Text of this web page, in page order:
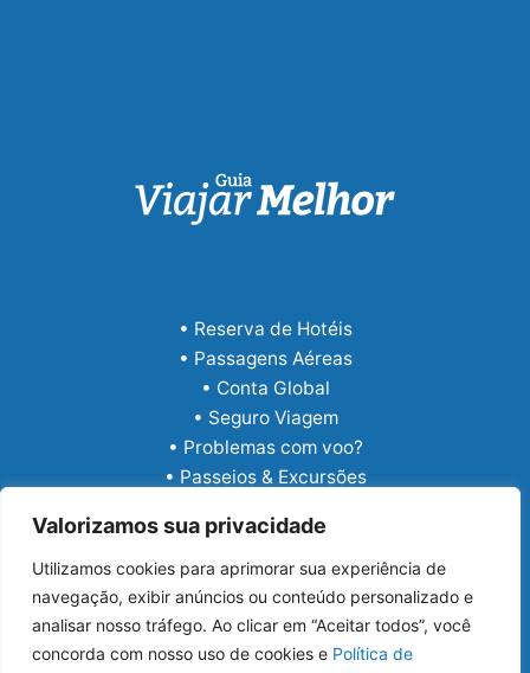
Valorizamos sua privacidade
Utilizamos cookies para aprimorar sua experiência de
navegação, exibir anúncios ou conteúdo personalizado e
analisar nosso tráfego. Ao clicar em “Aceitar todos”, você
concorda com nosso uso de cookies e Política de
• Reserva de Hotéis
• Passagens Aéreas
• Conta Global
• Seguro Viagem
• Problemas com voo?
• Passeios & Excursões